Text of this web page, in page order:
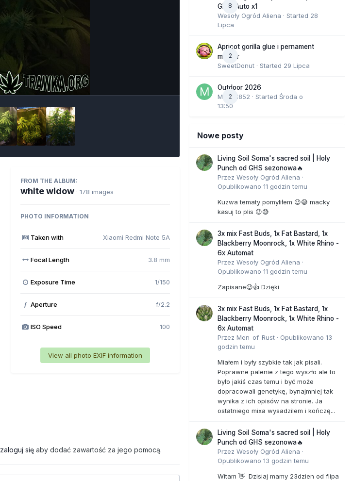
FROM THE ALBUM:
white widow · 178 images
PHOTO INFORMATION
Taken with Xiaomi Redmi Note 5A
Focal Length 3.8 mm
Exposure Time 1/150
f Aperture f/2.2
ISO Speed 100
View all photo EXIF information
zaloguj się aby dodać zawartość za jego pomocą.
8
GMO Auto x1
Wesoły Ogród Aliena · Started 28
Lipca
2
Apricot gorilla glue i pernament
marker
SweetDonut · Started 29 Lipca
2
Outdoor 2026
Marcel852 · Started Środa o
13:50
Nowe posty
Living Soil Soma's sacred soil | Holy
Punch od GHS sezonowa🔥
Przez Wesoły Ogród Aliena ·
Opublikowano 11 godzin temu
Kuzwa tematy pomyliłem 😉😅 macky
kasuj to plis 😉😅
3x mix Fast Buds, 1x Fat Bastard, 1x
Blackberry Moonrock, 1x White Rhino -
6x Automat
Przez Wesoły Ogród Aliena ·
Opublikowano 11 godzin temu
Zapisane😉👍 Dzięki
3x mix Fast Buds, 1x Fat Bastard, 1x
Blackberry Moonrock, 1x White Rhino -
6x Automat
Przez Men_of_Rust · Opublikowano 13
godzin temu
Miałem i były szybkie tak jak pisali.
Poprawne palenie z tego wyszło ale to
było jakiś czas temu i być może
dopracowali genetykę, bynajmniej tak
wynika z ich opisów na stronie. Ja
ostatniego mixa wysadzilem i kończę...
Living Soil Soma's sacred soil | Holy
Punch od GHS sezonowa🔥
Przez Wesoły Ogród Aliena ·
Opublikowano 13 godzin temu
Witam 👋 Dzisiaj mamy 23dzien od flipa